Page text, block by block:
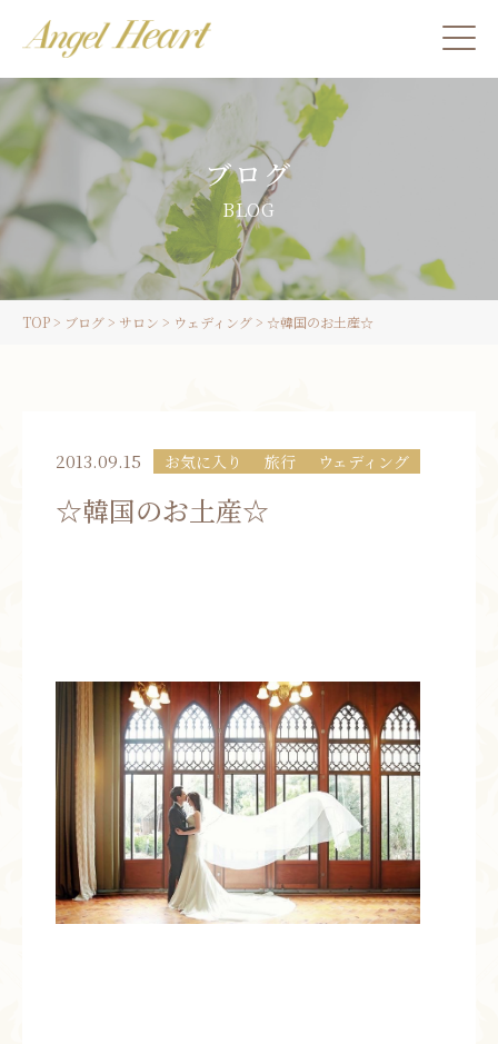
施術をご希望の方
カウンセリングをご希望の方へ
スクール受講生の方へ
お問い合わせ
活動実績
ブログ
BLOG
TOP> ブログ> サロン > ウェディング> ☆韓国のお土産☆
2013.09.15 お気に入り 旅行 ウェディング
☆韓国のお土産☆